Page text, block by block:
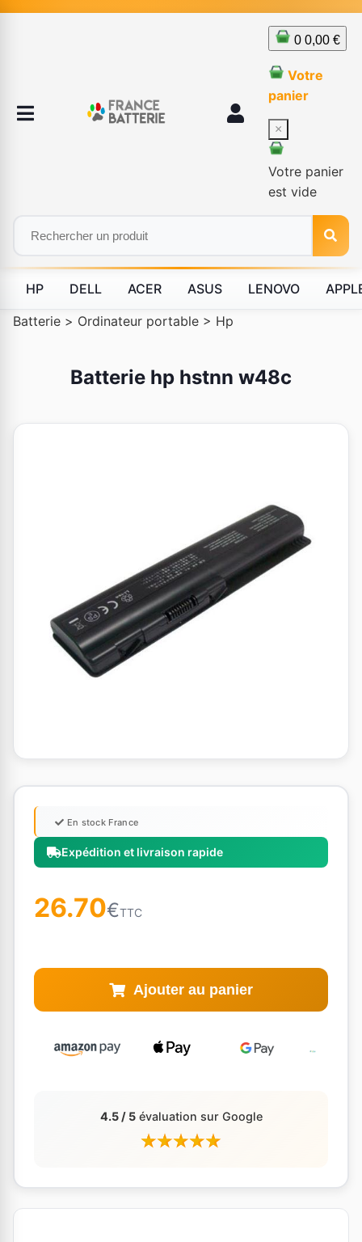
0 0,00 €
Votre
panier
×
Votre panier
est vide
HP DELL ACER ASUS LENOVO
Batterie > Ordinateur portable > Hp
Batterie hp hstnn w48c
Expédition et livraison rapide
En stock France
26.70€TTC
Ajouter au panier
4.5 / 5évaluation sur Google